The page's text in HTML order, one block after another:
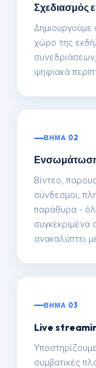
Σχεδιασμός
Δημιουργούμε
χώρο της
ψηφιακά
ΒΗΜΑ 02
Ενσωμάτωση
Βίντεο,
σύνδεσμοι,
παράθυρα -
συγκεκριμένα
ανακαλύπτει
ΒΗΜΑ 03
Live
συμβατικές